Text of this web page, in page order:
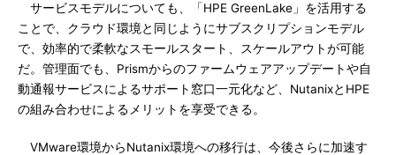
サービスモデルについても、「HPE GreenLake」を活用する
ことで、クラウド環境と同じようにサブスクリプションモデル
で、効率的で柔軟なスモールスタート、スケールアウトが可能
だ。管理面でも、Prismからのファームウェアアップデートや自
動通報サービスによるサポート窓口一元化など、NutanixとHPE
の組み合わせによるメリットを享受できる。
VMware環境からNutanix環境への移行は、今後さらに加速す